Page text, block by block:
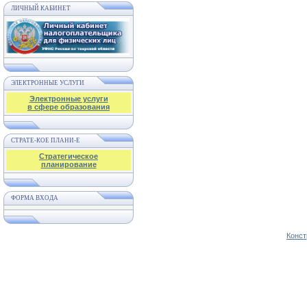
ЛИЧНЫЙ КАБИНЕТ
ЭЛЕКТРОННЫЕ УСЛУГИ
Электронные услуги
в сфере образования
СТРАТЕ-КОЕ ПЛАНИ-Е
Стратегическое
планирование
ФОРМА ВХОДА